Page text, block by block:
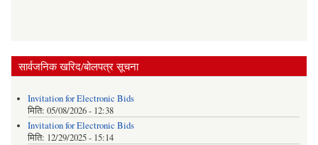
सार्वजनिक खरिद/बोलपत्र सूचना
Invitation for Electronic Bids
मिति: 05/08/2026 - 12:38
Invitation for Electronic Bids
मिति: 12/29/2025 - 15:14